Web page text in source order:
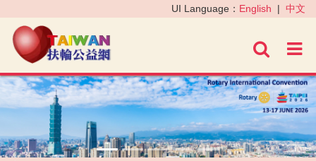
進階
UI Language： English | 中文
‹ ›